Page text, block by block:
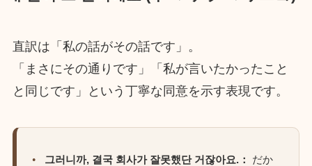
直訳は「私の話がその話です」。
「まさにその通りです」「私が言いたかったこと
と同じです」という丁寧な同意を示す表現です。
그러니까, 결국 회사가 잘못했단 거잖아요.：
だか